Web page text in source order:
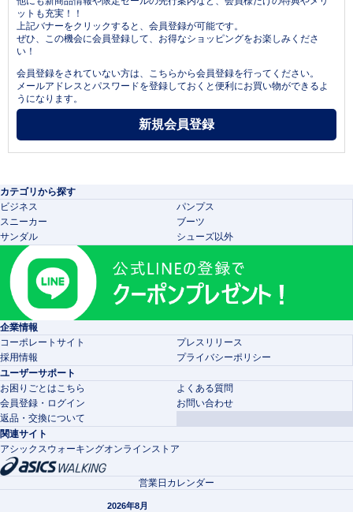
ットも充実！！
上記バナーをクリックすると、会員登録が可能です。
ぜひ、この機会に会員登録して、お得なショッピングをお楽しみくださ
い！
会員登録をされていない方は、こちらから会員登録を行ってください。
メールアドレスとパスワードを登録しておくと便利にお買い物ができるよ
うになります。
カテゴリから探す
ビジネス
パンプス
スニーカー
ブーツ
サンダル
シューズ以外
企業情報
コーポレートサイト
プレスリリース
採用情報
プライバシーポリシー
ユーザーサポート
お困りごとはこちら
よくある質問
会員登録・ログイン
お問い合わせ
返品・交換について
関連サイト
アシックスウォーキングオンラインストア
営業日カレンダー
2026年8月